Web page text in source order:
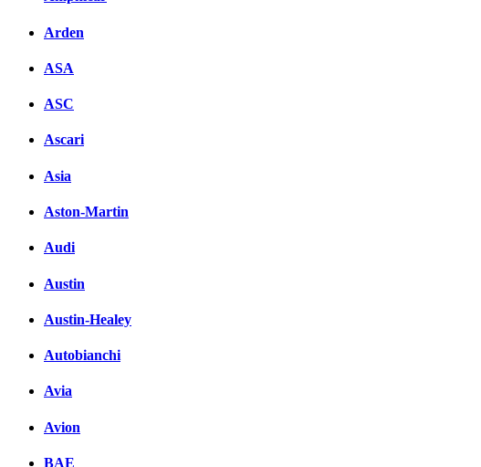
Arden
ASA
ASC
Ascari
Asia
Aston-Martin
Audi
Austin
Austin-Healey
Autobianchi
Avia
Avion
BAE